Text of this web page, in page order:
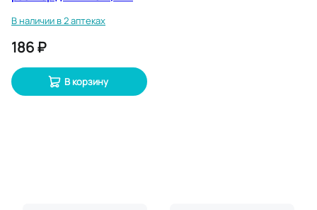
В наличии в 2 аптеках
186 ₽
В корзину